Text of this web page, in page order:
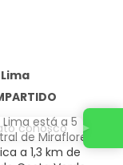
está a 5
de Miraflores e
conosco